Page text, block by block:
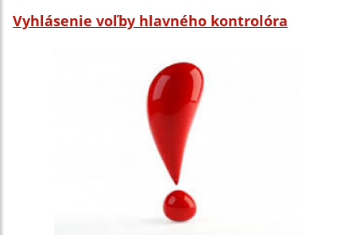
Vyhlásenie voľby hlavného kontrolóra